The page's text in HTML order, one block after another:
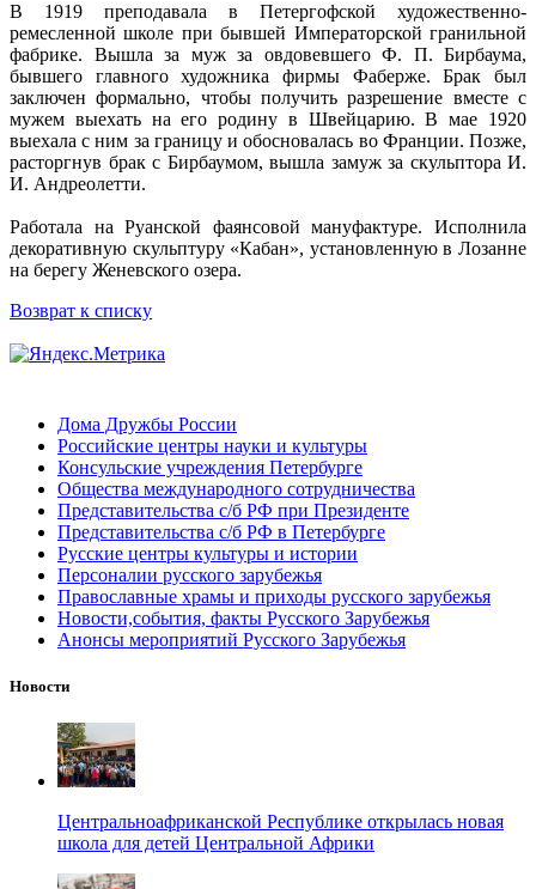
В 1919 преподавала в Петергофской художественно-
ремесленной школе при бывшей Императорской гранильной
фабрике. Вышла за муж за овдовевшего Ф. П. Бирбаума,
бывшего главного художника фирмы Фаберже. Брак был
заключен формально, чтобы получить разрешение вместе с
мужем выехать на его родину в Швейцарию. В мае 1920
выехала с ним за границу и обосновалась во Франции. Позже,
расторгнув брак с Бирбаумом, вышла замуж за скульптора И.
И. Андреолетти.
Работала на Руанской фаянсовой мануфактуре. Исполнила
декоративную скульптуру «Кабан», установленную в Лозанне
на берегу Женевского озера.
Возврат к списку
Дома Дружбы России
Российские центры науки и культуры
Консульские учреждения Петербурге
Общества международного сотрудничества
Представительства с/б РФ при Президенте
Представительства с/б РФ в Петербурге
Русские центры культуры и истории
Персоналии русского зарубежья
Православные храмы и приходы русского зарубежья
Новости,события, факты Русского Зарубежья
Анонсы мероприятий Русского Зарубежья
Новости
Центральноафриканской Республике открылась новая
школа для детей Центральной Африки